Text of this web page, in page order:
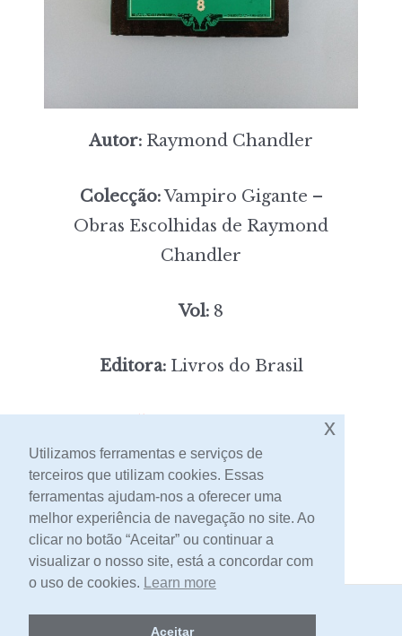
Autor: Raymond Chandler
Colecção:Vampiro Gigante –
Obras Escolhidas de Raymond
Chandler
Vol: 8
Editora:Livros do Brasil
[portes incluídos]
Contacto
2026 -Livraria Egrégora
Utilizamos ferramentas e serviços de
terceiros que utilizam cookies. Essas
ferramentas ajudam-nos a oferecer uma
melhor experiência de navegação no site. Ao
clicar no botão “Aceitar” ou continuar a
visualizar o nosso site, está a concordar com
o uso de cookies. Learn more
Aceitar
x